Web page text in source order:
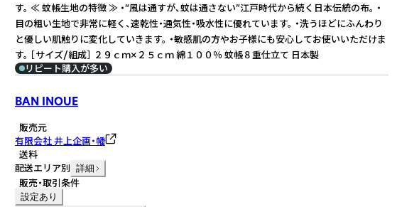
す。 ≪ 蚊帳生地の特徴 ≫ ・“風は通すが、蚊は通さない”江戸時代から続く日本伝統の布。 ・
目の粗い生地で非常に軽く、速乾性・通気性・吸水性に優れています。 ・洗うほどにふんわり
と優しい肌触りに変化していきます。 ・敏感肌の方やお子様にも安心してお使いいただけま
す。 ［サイズ/組成］ ２９ｃｍ×２５ｃｍ 綿１００％ 蚊帳８重仕立て 日本製
リピート購入が多い
BAN INOUE
販売元
有限会社 井上企画・幡
送料
配送エリア別 詳細
販売・取引条件
設定あり